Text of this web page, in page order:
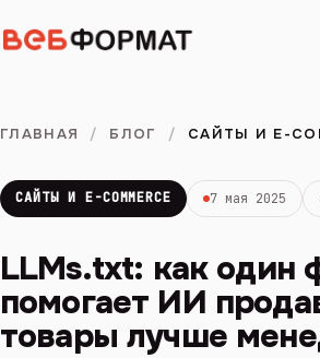
ГЛАВНАЯ / БЛОГ / САЙТЫ И E-
САЙТЫ И E-COMMERCE 7 мая 2025
LLMs.txt: как один
помогает ИИ
товары лучше